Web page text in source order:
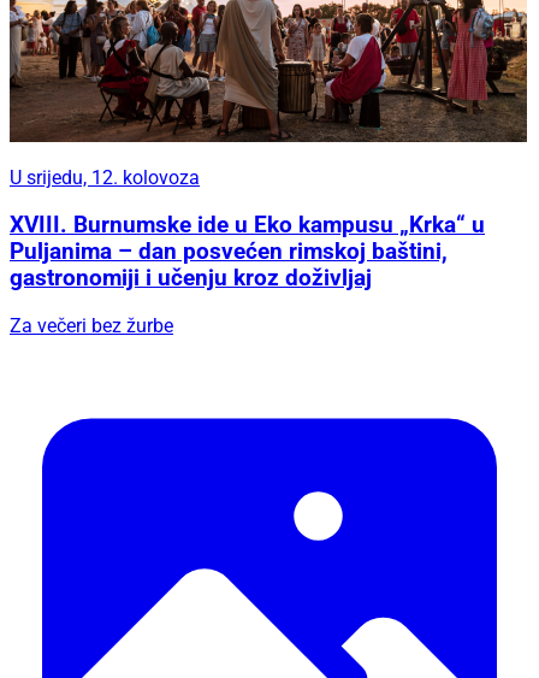
U srijedu, 12. kolovoza
XVIII. Burnumske ide u Eko kampusu „Krka“ u
Puljanima – dan posvećen rimskoj baštini,
gastronomiji i učenju kroz doživljaj
Za večeri bez žurbe